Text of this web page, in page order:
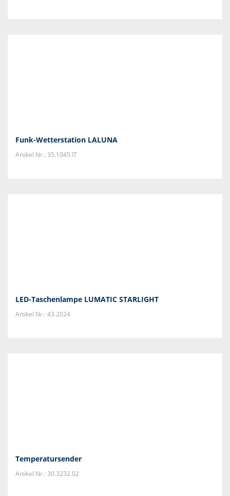
Funk-Wetterstation LALUNA
Artikel Nr.: 35.1045.IT
LED-Taschenlampe LUMATIC STARLIGHT
Artikel Nr.: 43.2024
Temperatursender
Artikel Nr.: 30.3232.02